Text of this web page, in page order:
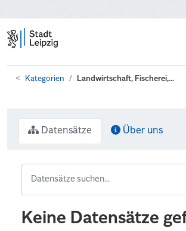
Kategorien Landwirtschaft, Fischerei,...
Datensätze Über uns
Keine Datensätze